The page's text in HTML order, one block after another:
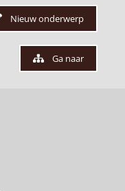
Nieuw onderwerp
Ga naar